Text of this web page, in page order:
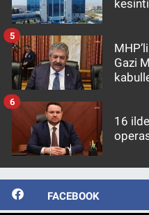
Gazi
5
16
6
FACEBOOK